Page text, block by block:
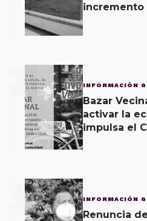
incremento
2 INFORMACIÓN
Bazar
activar la
impulsa el
3 INFORMACIÓN
Renuncia